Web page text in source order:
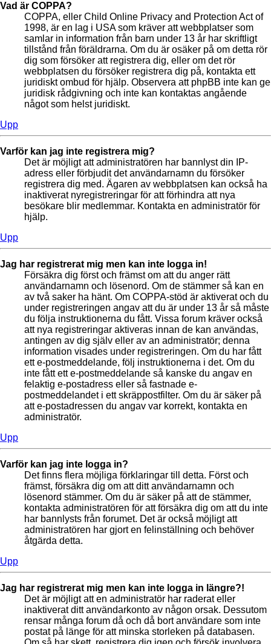
Vad är COPPA?
COPPA, eller Child Online Privacy and Protection Act of
1998, är en lag i USA som kräver att webbplatser som
samlar in information från barn under 13 år har skriftligt
tillstånd från föräldrarna. Om du är osäker på om detta rör
dig som försöker att registrera dig, eller om det rör
webbplatsen du försöker registrera dig på, kontakta ett
juridiskt ombud för hjälp. Observera att phpBB inte kan ge
juridisk rådgivning och inte kan kontaktas angående
något som helst juridiskt.
Upp
Varför kan jag inte registrera mig?
Det är möjligt att administratören har bannlyst din IP-
adress eller förbjudit det användarnamn du försöker
registrera dig med. Ägaren av webbplatsen kan också ha
inaktiverat nyregistreringar för att förhindra att nya
besökare blir medlemmar. Kontakta en administratör för
hjälp.
Upp
Jag har registrerat mig men kan inte logga in!
Försäkra dig först och främst om att du anger rätt
användarnamn och lösenord. Om de stämmer så kan en
av två saker ha hänt. Om COPPA-stöd är aktiverat och du
under registreringen angav att du är under 13 år så måste
du följa instruktionerna du fått. Vissa forum kräver också
att nya registreringar aktiveras innan de kan användas,
antingen av dig själv eller av an administratör; denna
information visades under registreringen. Om du har fått
ett e-postmeddelande, följ instruktionerna i det. Om du
inte fått ett e-postmeddelande så kanske du angav en
felaktig e-postadress eller så fastnade e-
postmeddelandet i ett skräppostfilter. Om du är säker på
att e-postadressen du angav var korrekt, kontakta en
administratör.
Upp
Varför kan jag inte logga in?
Det finns flera möjliga förklaringar till detta. Först och
främst, försäkra dig om att ditt användarnamn och
lösenord stämmer. Om du är säker på att de stämmer,
kontakta administratören för att försäkra dig om att du inte
har bannlysts från forumet. Det är också möjligt att
administratören har gjort en felinställning och behöver
åtgärda detta.
Upp
Jag har registrerat mig men kan inte logga in längre?!
Det är möjligt att en administratör har raderat eller
inaktiverat ditt användarkonto av någon orsak. Dessutom
rensar många forum då och då bort användare som inte
postat på länge för att minska storleken på databasen.